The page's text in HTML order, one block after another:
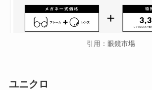
引用：眼鏡市場
ユニクロ